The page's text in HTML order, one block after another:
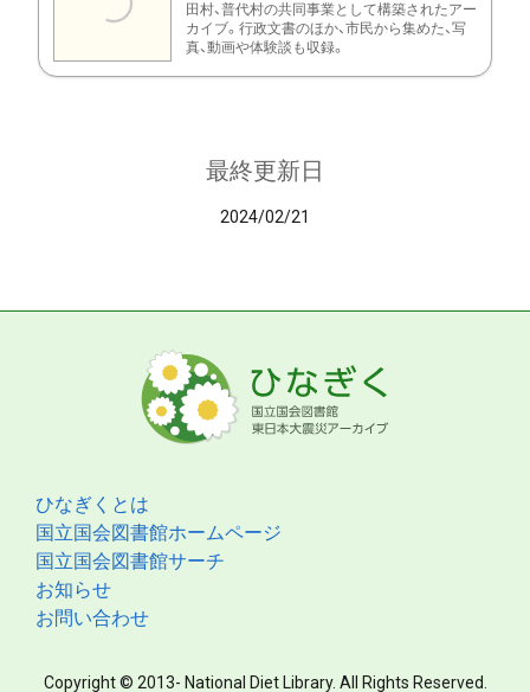
田村、普代村の共同事業として構築されたアー
カイブ。行政文書のほか、市民から集めた、写
真、動画や体験談も収録。
最終更新日
2024/02/21
ひなぎくとは
国立国会図書館ホームページ
国立国会図書館サーチ
お知らせ
お問い合わせ
Copyright © 2013- National Diet Library. All Rights Reserved.